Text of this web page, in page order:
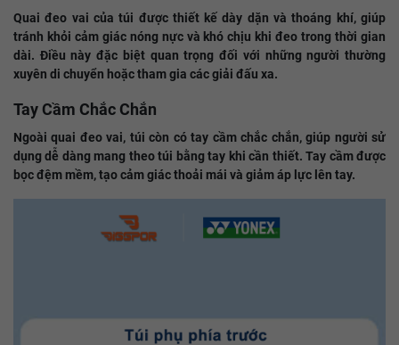
Quai đeo vai của túi được thiết kế dày dặn và thoáng khí, giúp
tránh khỏi cảm giác nóng nực và khó chịu khi đeo trong thời gian
dài. Điều này đặc biệt quan trọng đối với những người thường
xuyên di chuyển hoặc tham gia các giải đấu xa.
Tay Cầm Chắc Chắn
Ngoài quai đeo vai, túi còn có tay cầm chắc chắn, giúp người sử
dụng dễ dàng mang theo túi bằng tay khi cần thiết. Tay cầm được
bọc đệm mềm, tạo cảm giác thoải mái và giảm áp lực lên tay.